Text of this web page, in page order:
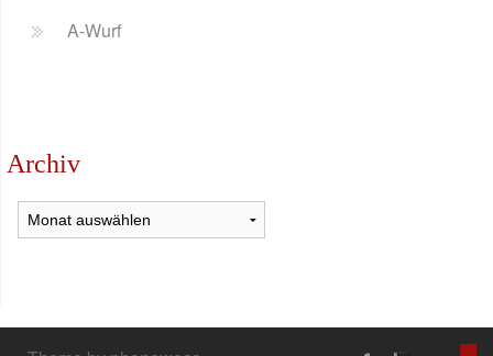
A-Wurf
Archiv
Archiv